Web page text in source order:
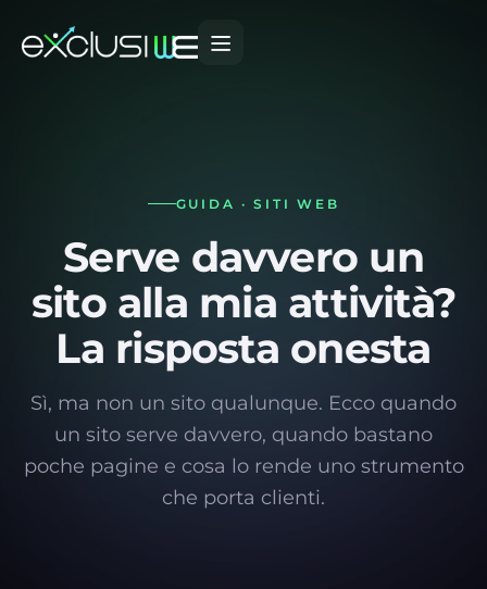
GUIDA · SITI WEB
Serve davvero un
sito alla mia attività?
La risposta onesta
Sì, ma non un sito qualunque. Ecco quando
un sito serve davvero, quando bastano
poche pagine e cosa lo rende uno strumento
che porta clienti.